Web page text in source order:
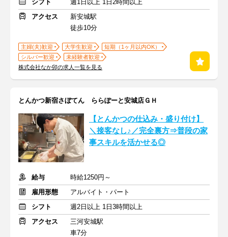
シフト
週1日以上 1日2時間以上
アクセス
新安城駅
徒歩10分
主婦(夫)歓迎 大学生歓迎
短期（1ヶ月以内OK）
シルバー歓迎
未経験者歓迎
株式会社なか卯の求人一覧を見る
とんかつ新宿さぼてん ららぽーと安城店ＧＨ
【とんかつの仕込み・盛り付け】
＼接客なし♪／完全裏方⇒普段の家
事スキルを活かせる◎
給与
時給1250円～
雇用形態
アルバイト・パート
シフト
週2日以上 1日3時間以上
アクセス
三河安城駅
車7分